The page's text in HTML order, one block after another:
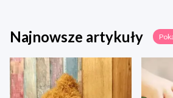
Najnowsze artykuły